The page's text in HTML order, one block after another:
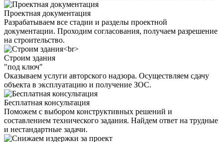
Проектная документация
Разрабатываем все стадии и разделы проектной
документации. Проходим согласования, получаем разрешение
на строительство.
Строим здания
"под ключ"
Оказываем услуги авторского надзора. Осуществляем сдачу
объекта в эксплуатацию и получение ЗОС.
Бесплатная консультация
Поможем с выбором конструктивных решений и
составлением технического задания. Найдем ответ на трудные
и нестандартные задачи.